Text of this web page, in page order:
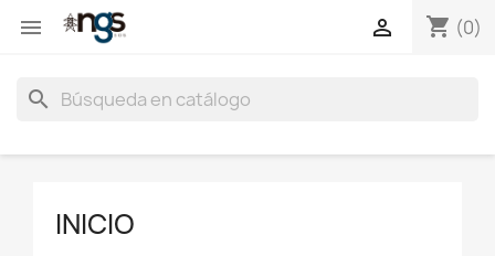
 shopping_cart (0)

search
INICIO